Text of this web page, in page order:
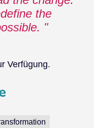
the
Verfügung.